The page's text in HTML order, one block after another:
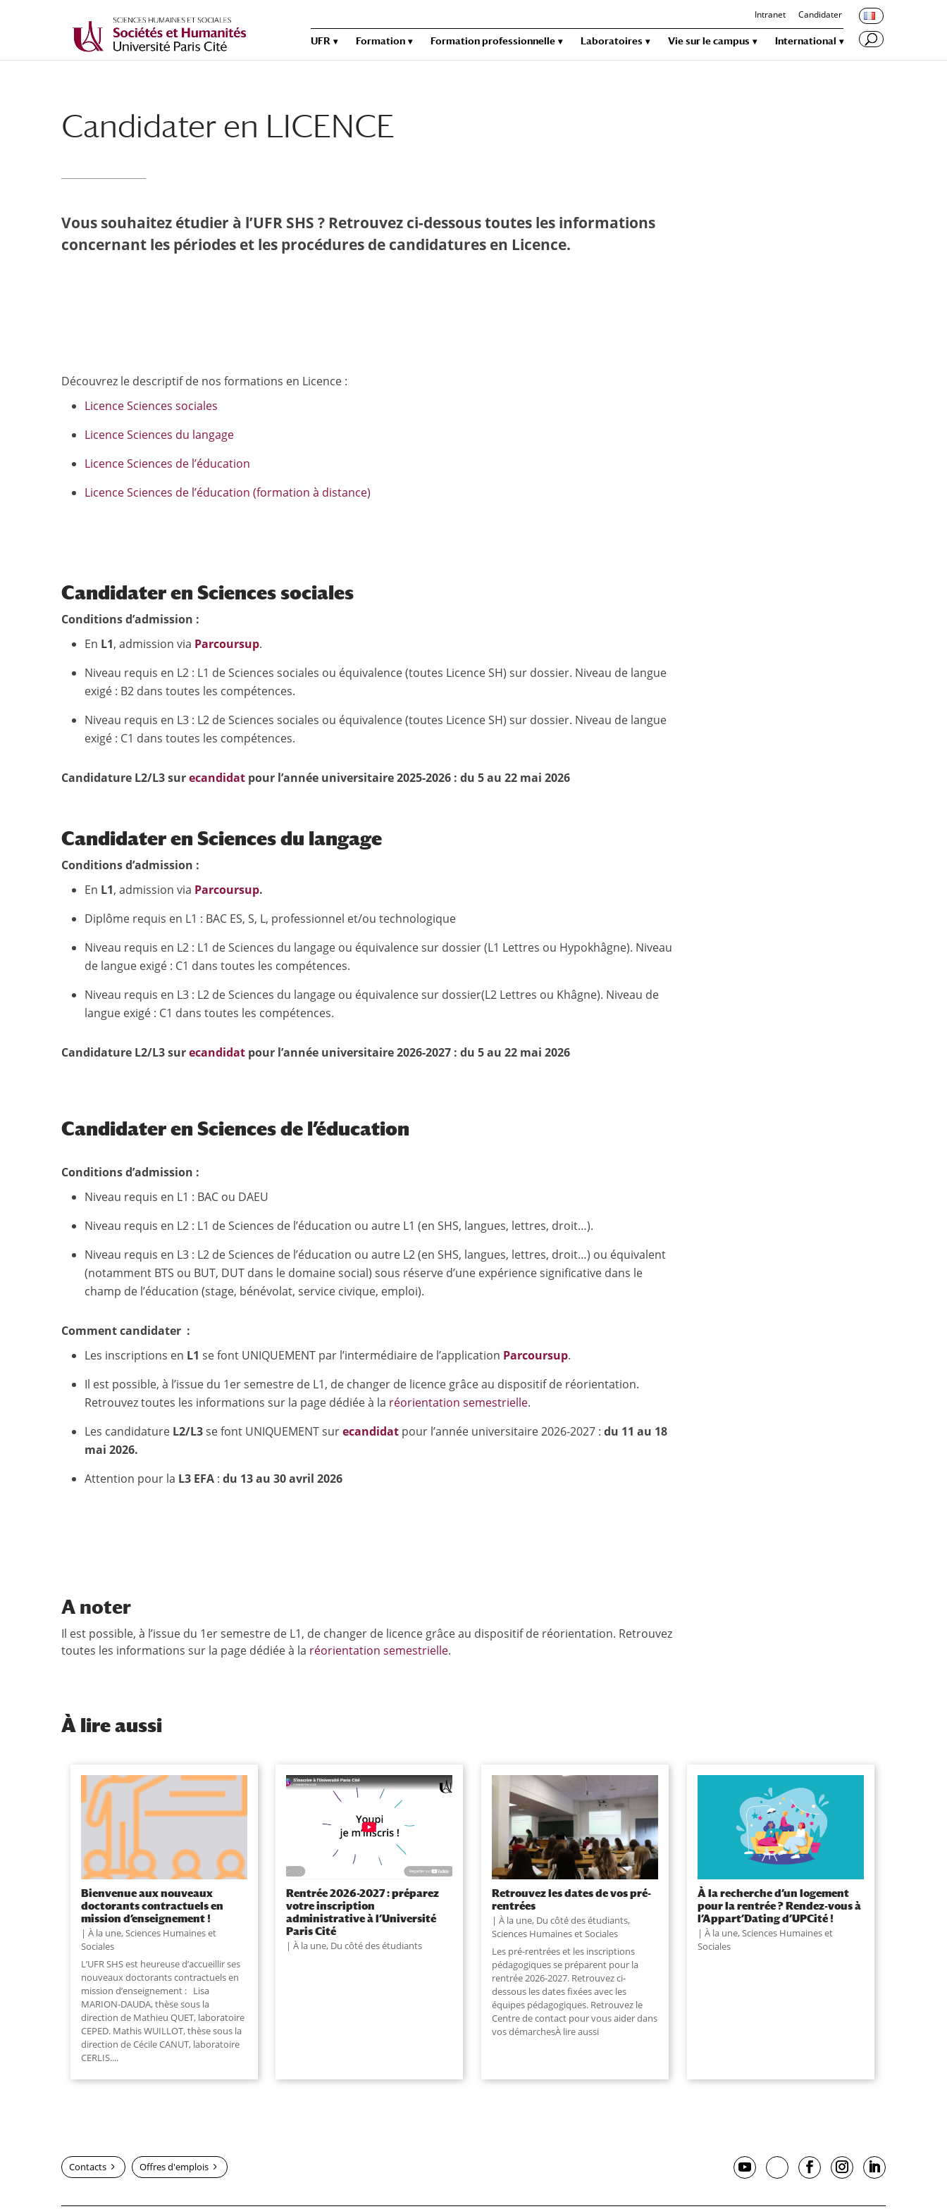
Intranet Candidater
UFR Formation Formation professionnelle Laboratoires Vie sur le campus International
Candidater en LICENCE
Vous souhaitez étudier à l’UFR SHS ? Retrouvez ci-dessous toutes les informations
concernant les périodes et les procédures de candidatures en Licence.
Découvrez le descriptif de nos formations en Licence :
Licence Sciences sociales
Licence Sciences du langage
Licence Sciences de l’éducation
Licence Sciences de l’éducation (formation à distance)
Candidater en Sciences sociales
Conditions d’admission :
En L1, admission via Parcoursup.
Niveau requis en L2 : L1 de Sciences sociales ou équivalence (toutes Licence SH) sur dossier. Niveau de langue
exigé : B2 dans toutes les compétences.
Niveau requis en L3 : L2 de Sciences sociales ou équivalence (toutes Licence SH) sur dossier. Niveau de langue
exigé : C1 dans toutes les compétences.
Candidature L2/L3 surecandidat pour l’année universitaire 2025-2026 : du 5 au 22 mai 2026
Candidater en Sciences du langage
Conditions d’admission :
En L1, admission via Parcoursup.
Diplôme requis en L1 : BAC ES, S, L, professionnel et/ou technologique
Niveau requis en L2 : L1 de Sciences du langage ou équivalence sur dossier (L1 Lettres ou Hypokhâgne). Niveau
de langue exigé : C1 dans toutes les compétences.
Niveau requis en L3 : L2 de Sciences du langage ou équivalence sur dossier(L2 Lettres ou Khâgne). Niveau de
langue exigé : C1 dans toutes les compétences.
Candidature L2/L3 surecandidat pour l’année universitaire 2026-2027 : du 5 au 22 mai 2026
Candidater en Sciences de l’éducation
Conditions d’admission :
Niveau requis en L1 : BAC ou DAEU
Niveau requis en L2 : L1 de Sciences de l’éducation ou autre L1 (en SHS, langues, lettres, droit…).
Niveau requis en L3 : L2 de Sciences de l’éducation ou autre L2 (en SHS, langues, lettres, droit…) ou équivalent
(notamment BTS ou BUT, DUT dans le domaine social) sous réserve d’une expérience significative dans le
champ de l’éducation (stage, bénévolat, service civique, emploi).
Comment candidater :
Les inscriptions en L1 se font UNIQUEMENT par l’intermédiaire de l’application Parcoursup.
Il est possible, à l’issue du 1er semestre de L1, de changer de licence grâce au dispositif de réorientation.
Retrouvez toutes les informations sur la page dédiée à la réorientation semestrielle.
Les candidature L2/L3se font UNIQUEMENT surecandidat pour l’année universitaire 2026-2027 :du 11 au 18
mai 2026.
Attention pour la L3 EFA : du 13 au 30 avril 2026
A noter
Il est possible, à l’issue du 1er semestre de L1, de changer de licence grâce au dispositif de réorientation. Retrouvez
toutes les informations sur la page dédiée à la réorientation semestrielle.
À lire aussi
Bienvenue aux nouveaux
doctorants contractuels en
mission d’enseignement !
À la une,Sciences Humaines et
Sociales
L’UFR SHS est heureuse d’accueillir ses
nouveaux doctorants contractuels en
mission d’enseignement : Lisa
MARION-DAUDA, thèse sous la
direction de Mathieu QUET, laboratoire
CEPED. Mathis WUILLOT, thèse sous la
direction de Cécile CANUT, laboratoire
CERLIS....
Rentrée 2026-2027 : préparez
votre inscription
administrative à l’Université
Paris Cité
À la une, Du côté des étudiants
Retrouvez les dates de vos pré-
rentrées
À la une, Du côté des étudiants,
Sciences Humaines et Sociales
Les pré-rentrées et les inscriptions
pédagogiques se préparent pour la
rentrée 2026-2027. Retrouvez ci-
dessous les dates fixées avec les
équipes pédagogiques. Retrouvez le
Centre de contact pour vous aider dans
vos démarchesÀ lire aussi
À la recherche d’un logement
pour la rentrée ? Rendez-vous à
l’Appart’Dating d’UPCité !
À la une,Sciences Humaines et
Sociales
Contacts Offres d'emplois